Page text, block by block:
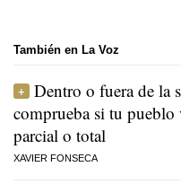
También en La Voz
Dentro o fuera de la
comprueba si tu pueblo
parcial o total
XAVIER FONSECA